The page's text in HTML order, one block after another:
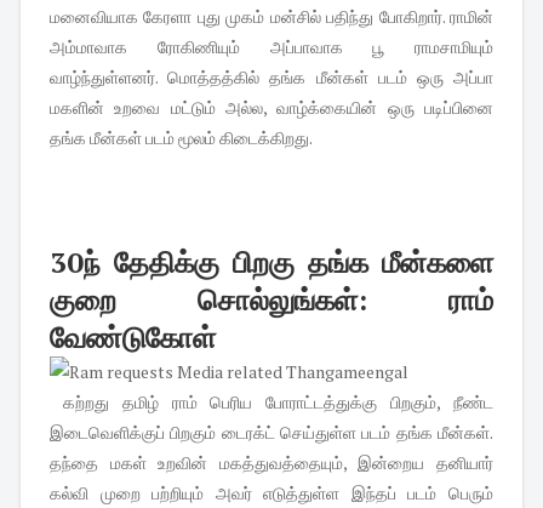
மனைவியாக கேரளா புது முகம் மன்சில் பதிந்து போகிறார். ராமின்
அம்மாவாக ரோகிணியும் அப்பாவாக பூ ராமசாமியும்
வாழ்ந்துள்ளனர். மொத்தத்கில் தங்க மீன்கள் படம் ஒரு அப்பா
மகளின் உறவை மட்டும் அல்ல, வாழ்க்கையின் ஒரு படிப்பினை
தங்க மீன்கள் படம் மூலம் கிடைக்கிறது.
30ந் தேதிக்கு பிறகு தங்க மீன்களை
குறை சொல்லுங்கள்: ராம்
வேண்டுகோள்
கற்றது தமிழ் ராம் பெரிய போராட்டத்துக்கு பிறகும், நீண்ட
இடைவெளிக்குப் பிறகும் டைரக்ட் செய்துள்ள படம் தங்க மீன்கள்.
தந்தை மகள் உறவின் மகத்துவத்தையும், இன்றைய தனியார்
கல்வி முறை பற்றியும் அவர் எடுத்துள்ள இந்தப் படம் பெரும்